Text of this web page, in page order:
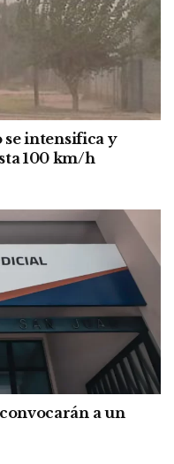
se intensifica y
100 km/h
a un